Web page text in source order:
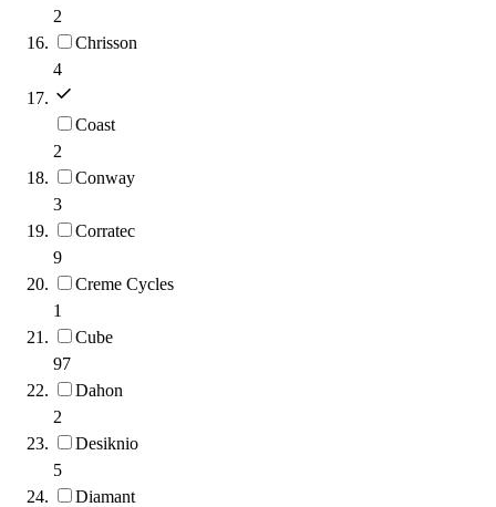
2
Chrisson
4
Coast
2
Conway
3
Corratec
9
Creme Cycles
1
Cube
97
Dahon
2
Desiknio
5
Diamant